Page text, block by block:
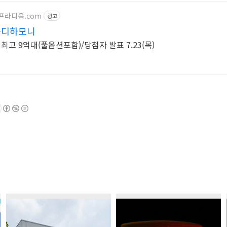
라디움.com 광고
하모니
고 9억대(풀옵션포함)/당첨자 발표 7.23(목)